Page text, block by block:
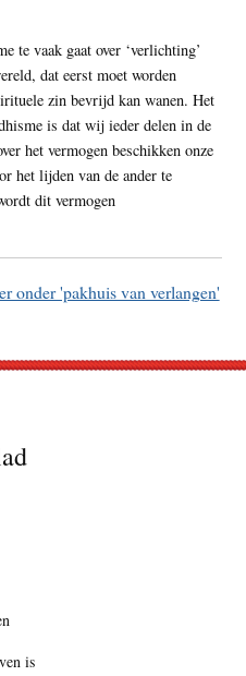
te vaak gaat over ‘verlichting’
dat eerst moet worden
zin bevrijd kan wanen. Het
is dat wij ieder delen in de
het vermogen beschikken onze
het lijden van de ander te
dit vermogen
onder 'pakhuis van verlangen'
is